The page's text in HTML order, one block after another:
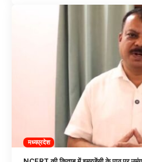
मध्यप्रदेश